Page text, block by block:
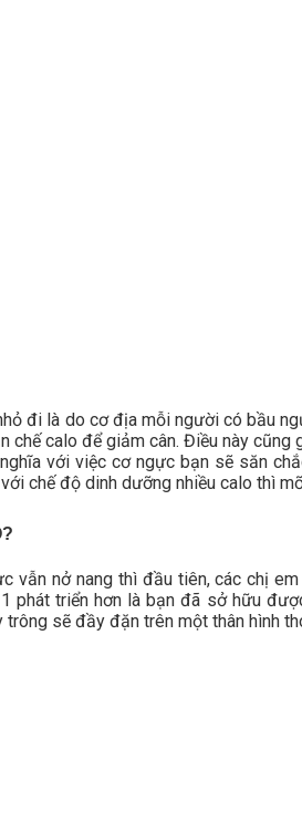
đi là do cơ địa mỗi người có bầu
chế calo để giảm cân. Điều này
với việc cơ ngực bạn sẽ săn
chế độ dinh dưỡng nhiều calo thì
vẫn nở nang thì đầu tiên, các chị
phát triển hơn là bạn đã sở hữu
sẽ đầy đặn trên một thân hình